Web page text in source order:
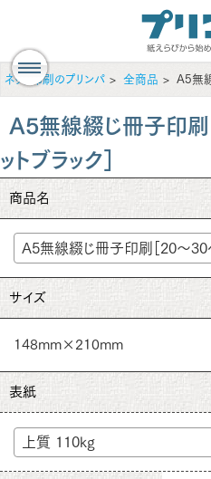
ネット印刷のプリンパ 全商品 A5無
A5無線綴じ冊子印
ットブラック］
商品名
サイズ
148mm×210mm
表紙